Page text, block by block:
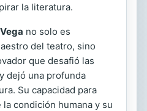
la literatura.
no solo es
del teatro, sino
que desafió las
dejó una profunda
Su capacidad para
condición humana y su